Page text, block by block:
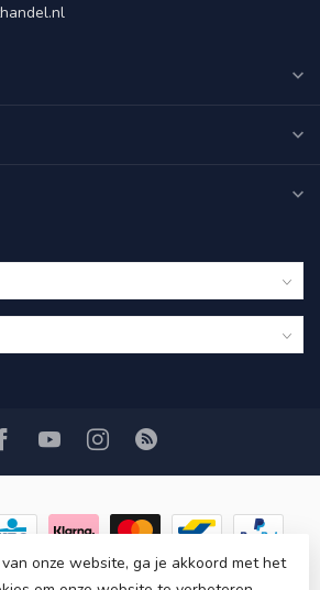
onze website, ga je akkoord met het